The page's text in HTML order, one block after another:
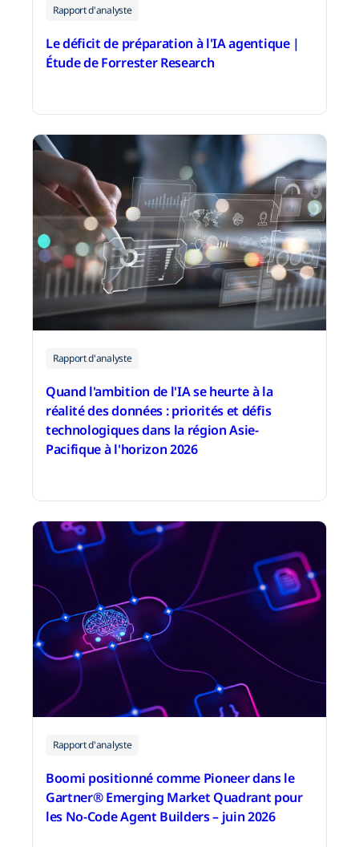
Rapport d'analyste
Le déficit de préparation à l'IA agentique |
Étude de Forrester Research
20 juillet 2026
Rapport d'analyste
Quand l'ambition de l'IA se heurte à la
réalité des données : priorités et défis
technologiques dans la région Asie-
Pacifique à l'horizon 2026
15 juin 2026
Rapport d'analyste
Boomi positionné comme Pioneer dans le
Gartner® Emerging Market Quadrant pour
les No-Code Agent Builders – juin 2026